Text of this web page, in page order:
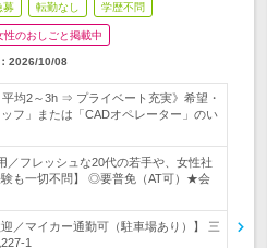
募 転勤なし 学歴不問
性のおしごと掲載中
2026/10/08
平均2～3h ⇒ プライベート充実》希望・
フ」または「CADオペレーター」のい
／フレッシュな20代の若手や、女性社
験も一切不問】 ◎要普免（AT可）★会
／マイカー通勤可（駐車場あり）】 三
1